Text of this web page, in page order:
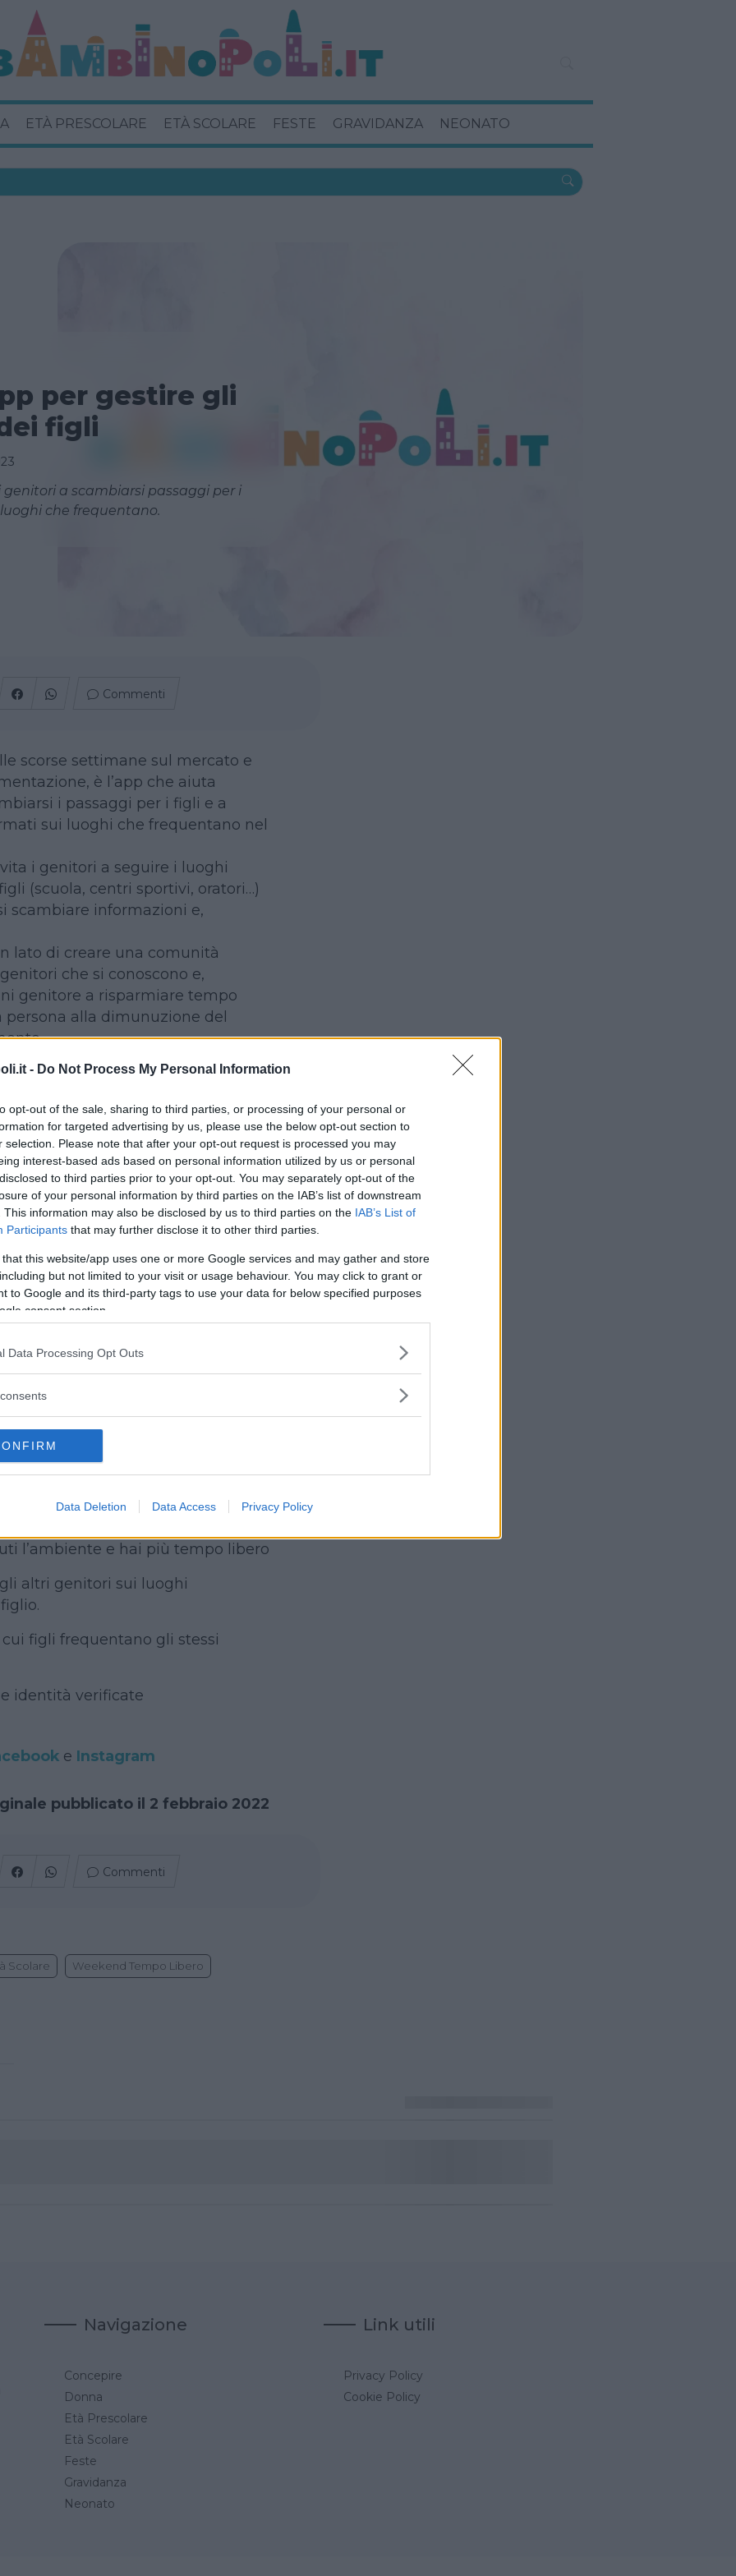
- Do Not Process My Personal Information
opt-out of the sale, sharing to third parties, or processing of your personal or
for targeted advertising by us, please use the below opt-out section to
selection. Please note that after your opt-out request is processed you may
interest-based ads based on personal information utilized by us or personal
to third parties prior to your opt-out. You may separately opt-out of the
of your personal information by third parties on the IAB’s list of downstream
This information may also be disclosed by us to third parties on the IAB’s List of
Participants that may further disclose it to other third parties.
that this website/app uses one or more Google services and may gather and store
but not limited to your visit or usage behaviour. You may click to grant or
to Google and its third-party tags to use your data for below specified purposes
consent section.
Data Processing Opt Outs
Data Deletion Data Access Privacy Policy
ETÀ PRESCOLARE ETÀ SCOLARE FESTE GRAVIDANZA NEONATO
per gestire gli
figli
a scambiarsi passaggi per i
che frequentano.
Commenti
scorse settimane sul mercato e
è l’app che aiuta
i passaggi per i figli e a
sui luoghi che frequentano nel
i genitori a seguire i luoghi
(scuola, centri sportivi, oratori…)
scambiare informazioni e,
lato di creare una comunità
che si conoscono e,
genitore a risparmiare tempo
alla dimunuzione del
è un po’ quella di Bla Bla Bla
la scuola X e il tennis Y. Se
preferiti inizierai a seguirli.
che viene pubblicato dagli altri
di quei luoghi suddiviso per
“chat delle mamme” ma più
A quel punto potrai
genitori degli altri bambini che
metterti d’accordo con loro
a turno.
è data dal fatto che tutti i
Nessun rischio, quindi,
a chissà chi.
l’ambiente e hai più tempo libero
altri genitori sui luoghi
figli frequentano gli stessi
identità verificate
e Instagram
pubblicato il 2 febbraio 2022
Commenti
Scolare Weekend Tempo Libero
Navigazione
Concepire
Donna
Età Prescolare
Età Scolare
Feste
Gravidanza
Neonato
Link utili
Privacy Policy
Cookie Policy